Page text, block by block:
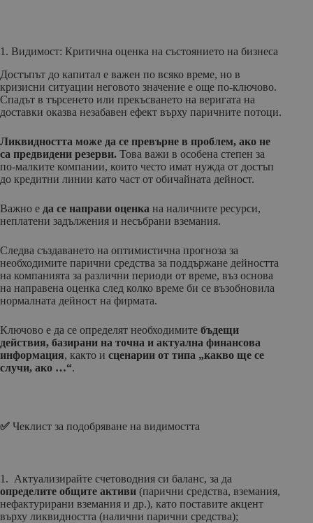
1. Видимост: Критична оценка на състоянието на бизнеса
Достъпът до капитал е важен по всяко време, но в
кризисни ситуации неговото значение е още по-ключово.
Спадът в търсенето или прекъсването на веригата на
доставки оказва незабавен ефект върху паричните потоци.
Ликвидността може да се превърне в проблем, ако не
са предвидени резерви. Това важи в особена степен за
по-малките компании, които често имат нужда от достъп
до кредитни линии като част от обичайната дейност.
Важно е да се направи оценка на наличните ресурси,
неплатени задължения и несъбрани вземания.
Следва създаването на оптимистична прогноза за
необходимите парични средства за поддържане дейността
на компанията за различни периоди от време, въз основа
на направена оценка след колко време би се възобновила
нормалната дейност на фирмата.
Ключово е да се определят необходимите бъдещи
действия, базирани на точна и актуална финансова
информация, както и сценарии от типа „какво ще се
случи, ако …“.
✅ Чеклист за подобряване на видимостта
1. Актуализирайте счетоводния си баланс, за да
определите общите активи (парични средства, вземания,
нефактурирани вземания и др.), като поставите акцент
върху ликвидността (налични парични средства);